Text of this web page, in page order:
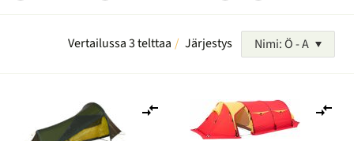
Vertailussa 3 telttaa Järjestys Nimi: Ö - A
vertailuun